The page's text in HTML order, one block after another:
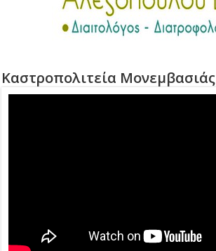
Καστροπολιτεία Μονεμβασιάς